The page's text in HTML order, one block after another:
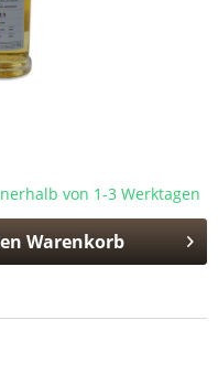
von 1-3 Werktagen
Warenkorb